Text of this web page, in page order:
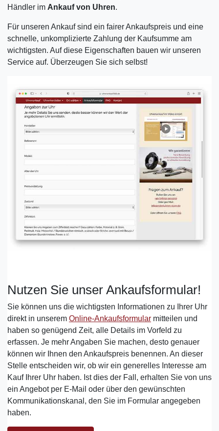
Händler im Ankauf von Uhren.
Für unseren Ankauf sind ein fairer Ankaufspreis und eine
schnelle, unkomplizierte Zahlung der Kaufsumme am
wichtigsten. Auf diese Eigenschaften bauen wir unseren
Service auf. Überzeugen Sie sich selbst!
Nutzen Sie unser Ankaufsformular!
Sie können uns die wichtigsten Informationen zu Ihrer Uhr
direkt in unserem Online-Ankaufsformular mitteilen und
haben so genügend Zeit, alle Details im Vorfeld zu
erfassen. Je mehr Angaben Sie machen, desto genauer
können wir Ihnen den Ankaufspreis benennen. An dieser
Stelle entscheiden wir, ob wir ein generelles Interesse am
Kauf Ihrer Uhr haben. Ist dies der Fall, erhalten Sie von uns
ein Angebot per E-Mail oder über den gewünschten
Kommunikationskanal, den Sie im Formular angegeben
haben.